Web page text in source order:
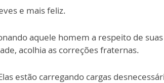
e mais feliz.
aquele homem a respeito de suas
acolhia as correções fraternas.
estão carregando cargas